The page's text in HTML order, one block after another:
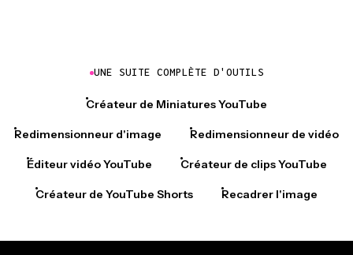
UNE SUITE COMPLÈTE D'OUTILS
Créateur de Miniatures YouTube
Redimensionneur d'image Redimensionneur de vidéo
Éditeur vidéo YouTube Créateur de clips YouTube
Créateur de YouTube Shorts Recadrer l'image